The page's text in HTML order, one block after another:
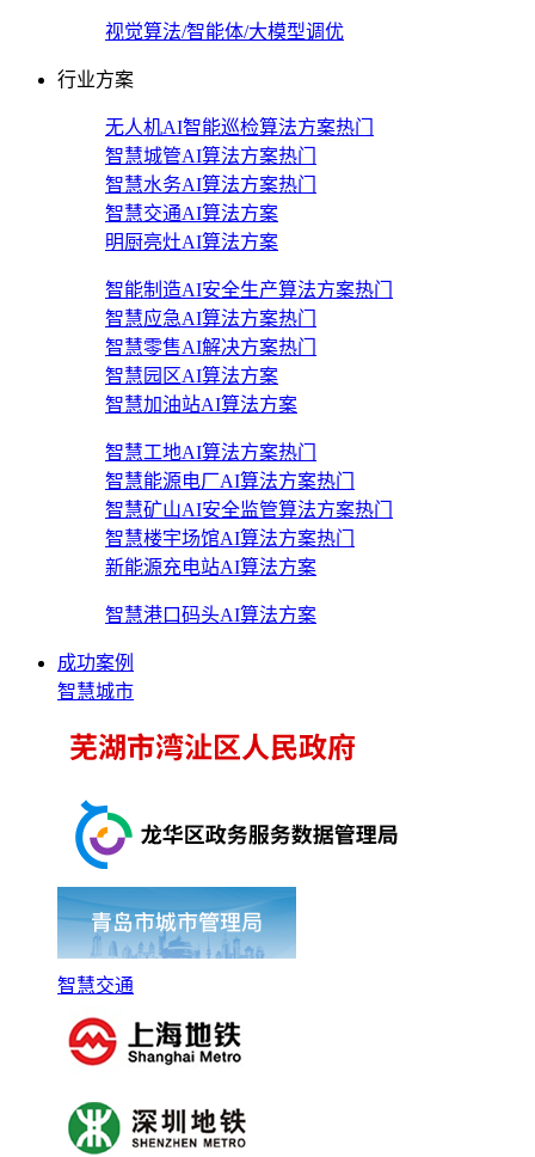
视觉算法/智能体/大模型调优
行业方案
无人机AI智能巡检算法方案热门
智慧城管AI算法方案热门
智慧水务AI算法方案热门
智慧交通AI算法方案
明厨亮灶AI算法方案
智能制造AI安全生产算法方案热门
智慧应急AI算法方案热门
智慧零售AI解决方案热门
智慧园区AI算法方案
智慧加油站AI算法方案
智慧工地AI算法方案热门
智慧能源电厂AI算法方案热门
智慧矿山AI安全监管算法方案热门
智慧楼宇场馆AI算法方案热门
新能源充电站AI算法方案
智慧港口码头AI算法方案
成功案例
智慧城市
智慧交通